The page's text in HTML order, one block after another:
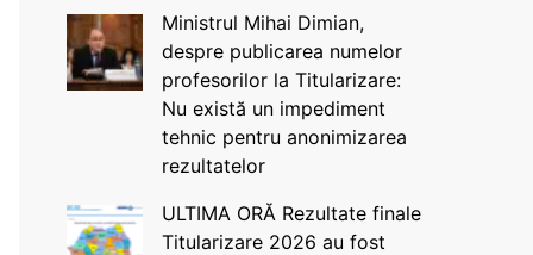
Ministrul Mihai Dimian,
despre publicarea numelor
profesorilor la Titularizare:
Nu există un impediment
tehnic pentru anonimizarea
rezultatelor
ULTIMA ORĂ Rezultate finale
Titularizare 2026 au fost